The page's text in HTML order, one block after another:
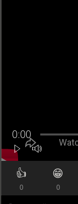
👍
0
😁
0